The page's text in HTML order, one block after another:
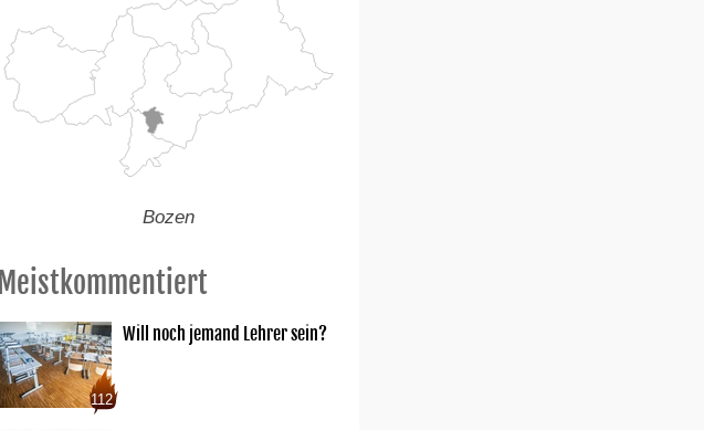
Bozen
Meistkommentiert
112
Will noch jemand Lehrer sein?